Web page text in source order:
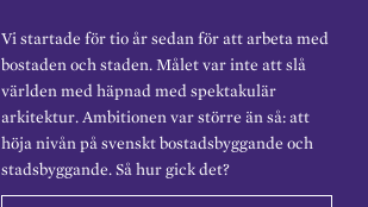
Vi startade för tio år sedan för att arbeta med
bostaden och staden. Målet var inte att slå
världen med häpnad med spektakulär
arkitektur. Ambitionen var större än så: att
höja nivån på svenskt bostadsbyggande och
stadsbyggande. Så hur gick det?